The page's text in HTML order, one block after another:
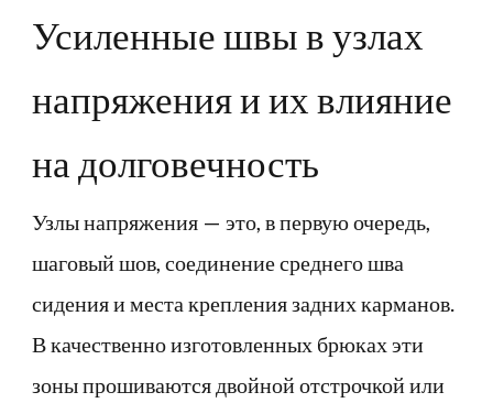
Усиленные швы в узлах
напряжения и их влияние
на долговечность
Узлы напряжения — это, в первую очередь,
шаговый шов, соединение среднего шва
сидения и места крепления задних карманов.
В качественно изготовленных брюках эти
зоны прошиваются двойной отстрочкой или